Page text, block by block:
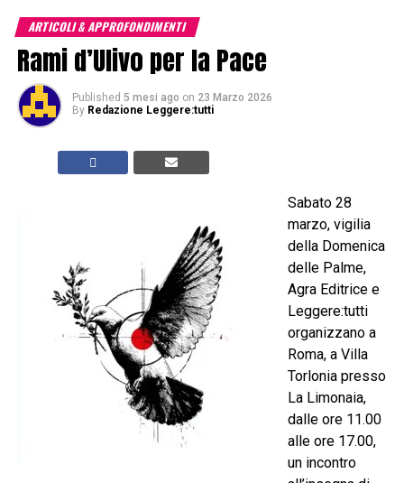
ARTICOLI & APPROFONDIMENTI
Rami d’Ulivo per la Pace
Published 5 mesi ago on 23 Marzo 2026
By Redazione Leggere:tutti
Sabato 28
marzo, vigilia
della Domenica
delle Palme,
Agra Editrice e
Leggere:tutti
organizzano a
Roma, a Villa
Torlonia presso
La Limonaia,
dalle ore 11.00
alle ore 17.00,
un incontro